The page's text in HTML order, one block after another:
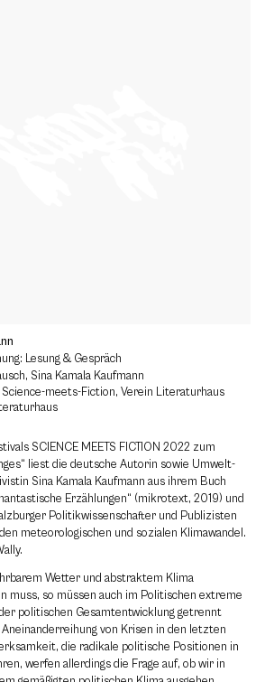
Lesung & Gespräch
Sina Kamala Kaufmann
meets-Fiction, Verein Literaturhaus
SCIENCE MEETS FICTION 2022 zum
liest die deutsche Autorin sowie Umwelt-
Sina Kamala Kaufmann aus ihrem Buch
Erzählungen“ (mikrotext, 2019) und
Politikwissenschafter und Publizisten
meteorologischen und sozialen Klimawandel.
Wetter und abstraktem Klima
muss, so müssen auch im Politischen extreme
politischen Gesamtentwicklung getrennt
von Krisen in den letzten
die radikale politische Positionen in
werfen allerdings die Frage auf, ob wir in